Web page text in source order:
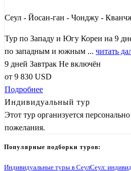
Сеул - Йосан-ган - Чонджу -
Тур по Западу и Югу Кореи на 9
по западным и южным ... читать
9 дней Завтрак Не включён
от 9 830 USD
Подробнее
Индивидуальный тур
Этот тур организуется
пожелания.
Популярные подборки туров:
Индивидуальные туры в СеулСеул: